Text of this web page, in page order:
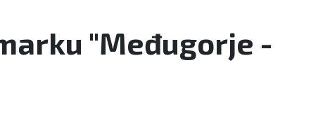
"Međugorje -